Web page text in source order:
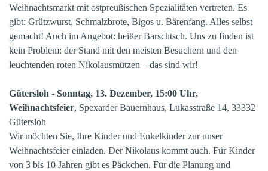
Weihnachtsmarkt mit ostpreußischen Spezialitäten vertreten. Es
gibt: Grützwurst, Schmalzbrote, Bigos u. Bärenfang. Alles selbst
gemacht! Auch im Angebot: heißer Barschtsch. Uns zu finden ist
kein Problem: der Stand mit den meisten Besuchern und den
leuchtenden roten Nikolausmützen – das sind wir!
Gütersloh - Sonntag, 13. Dezember, 15:00 Uhr,
Weihnachtsfeier, Spexarder Bauernhaus, Lukasstraße 14, 33332
Gütersloh
Wir möchten Sie, Ihre Kinder und Enkelkinder zur unser
Weihnachtsfeier einladen. Der Nikolaus kommt auch. Für Kinder
von 3 bis 10 Jahren gibt es Päckchen. Für die Planung und